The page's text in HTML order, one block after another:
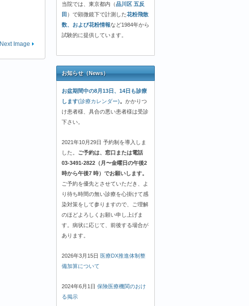
Next Image
当院では、東京都内（品川区 五反
田 ）で顕微鏡下で計測した花粉飛散
数、および花粉情報など1984年から
試験的に提供しています。
お知らせ（News）
お盆期間中の8月13日、14日も診療
します(診療カレンダー)。 かかりつ
け患者様、具合の悪い患者様は受診
下さい。
2021年10月29日 予約制を導入しま
した。 ご予約は、窓口または電話
03-3491-2822（月〜金曜日の午後2
時から午後7 時）でお願いします。
ご予約を優先とさせていただき、よ
り待ち時間の無い診療を心掛けて感
染対策をして参りますので、ご理解
のほどよろしくお願い申し上げま
す。病状に応じて、前後する場合が
あります。
2026年3月15日 医療DX推進体制整
備加算について
2024年6月1日 保険医療機関のおけ
る掲示